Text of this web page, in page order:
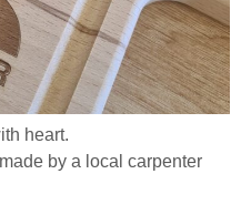
heart.
by a local carpenter